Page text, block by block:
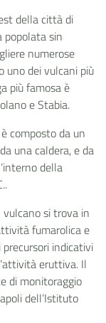
della città di
popolata sin
numerose
uno dei vulcani più
più famosa è
e Stabia.
composto da un
una caldera, e da
della
si trova in
fumarolica e
indicativi
eruttiva. Il
di monitoraggio
dell’Istituto